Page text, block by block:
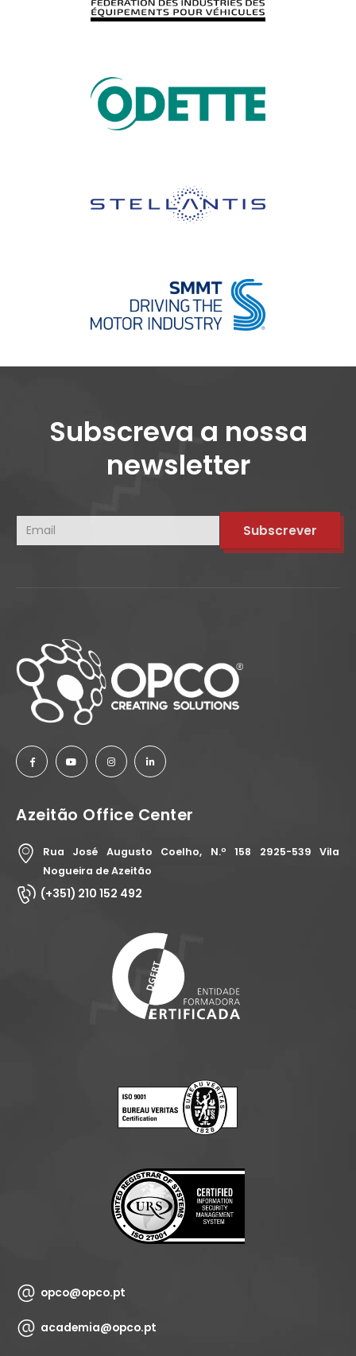
Subscreva a nossa
newsletter
Azeitão Office Center
Rua José Augusto Coelho, N.º 158 2925-539 Vila
Nogueira de Azeitão
(+351) 210 152 492
opco@opco.pt
academia@opco.pt